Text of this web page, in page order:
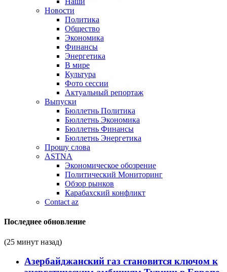
Новости
Политика
Общество
Экономика
Финансы
Энергетика
В мире
Культура
Фото сессии
Актуальный репортаж
Выпуски
Бюллетнь Политика
Бюллетнь Экономика
Бюллетнь Финансы
Бюллетнь Энергетика
Прошу слова
ASTNA
Экономическое обозрение
Политический Мониторинг
Обзор рынков
Карабахский конфликт
Contact az
Последнее обновление
(25 минут назад)
Азербайджанский газ становится ключом к